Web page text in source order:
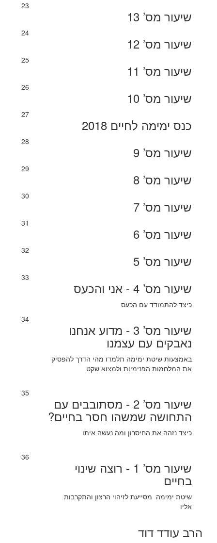
23
שיעור מס’ 13
24
שיעור מס’ 12
25
שיעור מס’ 11
26
שיעור מס’ 10
27
כנס ימימה לחיים 2018
28
שיעור מס’ 9
29
שיעור מס’ 8
30
שיעור מס’ 7
31
שיעור מס’ 6
32
שיעור מס’ 5
33
שיעור מס’ 4 - אני והכעס
כיצד להתמודד עם הכעס
34
שיעור מס’ 3 - מדוע אנחנו
נאבקים עם עצמנו
באמצעות שיטת ימימה תלמדו מהי הדרך להפסיק
את המלחמות הפנימיות ולמצוא שקט
35
שיעור מס’ 2 - מסתובבים עם
התחושה שמשהו חסר בחיים?
כיצד נזהה את החיסרון ומה נעשה איתו
36
שיעור מס’ 1 - רוצה שינוי
בחיים
שיטת ימימה מסייעת לזיהוי הרצון והתקרבות
אליו
הרב עודד דוד